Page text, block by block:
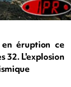
éruption ce
32. L'explosion